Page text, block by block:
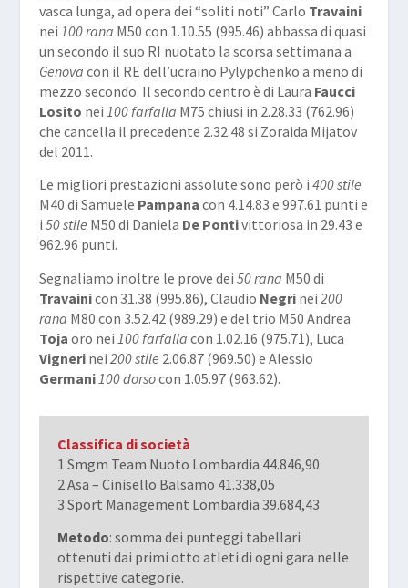
vasca lunga, ad opera dei “soliti noti” Carlo Travaini
nei 100 rana M50 con 1.10.55 (995.46) abbassa di quasi
un secondo il suo RI nuotato la scorsa settimana a
Genova con il RE dell’ucraino Pylypchenko a meno di
mezzo secondo. Il secondo centro è di Laura Faucci
Losito nei 100 farfalla M75 chiusi in 2.28.33 (762.96)
che cancella il precedente 2.32.48 si Zoraida Mijatov
del 2011.
Le migliori prestazioni assolute sono però i 400 stile
M40 di Samuele Pampana con 4.14.83 e 997.61 punti e
i 50 stile M50 di Daniela De Pontivittoriosa in 29.43 e
962.96 punti.
Segnaliamo inoltre le prove dei 50 rana M50 di
Travainicon 31.38 (995.86), Claudio Negrinei 200
rana M80 con 3.52.42 (989.29) e del trio M50 Andrea
Toja oro nei 100 farfalla con 1.02.16 (975.71), Luca
Vignerinei 200 stile 2.06.87 (969.50) e Alessio
Germani 100 dorsocon 1.05.97 (963.62).
Classifica di società
1 Smgm Team Nuoto Lombardia 44.846,90
2 Asa – Cinisello Balsamo 41.338,05
3 Sport Management Lombardia 39.684,43
Metodo: somma dei punteggi tabellari
ottenuti dai primi otto atleti di ogni gara nelle
rispettive categorie.